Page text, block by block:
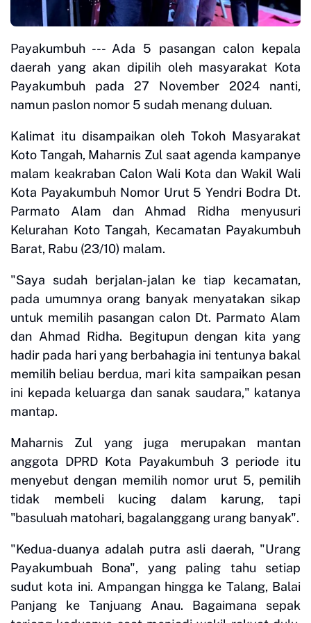
Payakumbuh --- Ada 5 pasangan calon kepala
daerah yang akan dipilih oleh masyarakat Kota
Payakumbuh pada 27 November 2024 nanti,
namun paslon nomor 5 sudah menang duluan.
Kalimat itu disampaikan oleh Tokoh Masyarakat
Koto Tangah, Maharnis Zul saat agenda kampanye
malam keakraban Calon Wali Kota dan Wakil Wali
Kota Payakumbuh Nomor Urut 5 Yendri Bodra Dt.
Parmato Alam dan Ahmad Ridha menyusuri
Kelurahan Koto Tangah, Kecamatan Payakumbuh
Barat, Rabu (23/10) malam.
"Saya sudah berjalan-jalan ke tiap kecamatan,
pada umumnya orang banyak menyatakan sikap
untuk memilih pasangan calon Dt. Parmato Alam
dan Ahmad Ridha. Begitupun dengan kita yang
hadir pada hari yang berbahagia ini tentunya bakal
memilih beliau berdua, mari kita sampaikan pesan
ini kepada keluarga dan sanak saudara," katanya
mantap.
Maharnis Zul yang juga merupakan mantan
anggota DPRD Kota Payakumbuh 3 periode itu
menyebut dengan memilih nomor urut 5, pemilih
tidak membeli kucing dalam karung, tapi
"basuluah matohari, bagalanggang urang banyak".
"Kedua-duanya adalah putra asli daerah, "Urang
Payakumbuah Bona", yang paling tahu setiap
sudut kota ini. Ampangan hingga ke Talang, Balai
Panjang ke Tanjuang Anau. Bagaimana sepak